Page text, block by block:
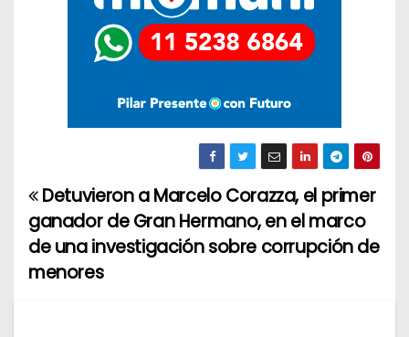
N
a
v
Detuvieron a Marcelo Corazza, el primer
ganador de Gran Hermano, en el marco
de una investigación sobre corrupción de
menores